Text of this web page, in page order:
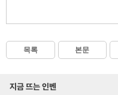
목록 본문
지금 뜨는 인벤